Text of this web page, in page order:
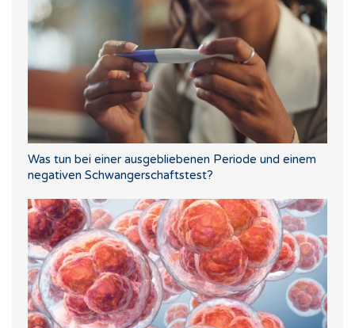
Was tun bei einer ausgebliebenen Periode und einem
negativen Schwangerschaftstest?